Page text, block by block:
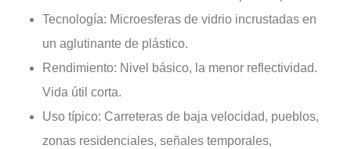
Tecnología: Microesferas de vidrio incrustadas en
un aglutinante de plástico.
Rendimiento: Nivel básico, la menor reflectividad.
Vida útil corta.
Uso típico: Carreteras de baja velocidad, pueblos,
zonas residenciales, señales temporales,